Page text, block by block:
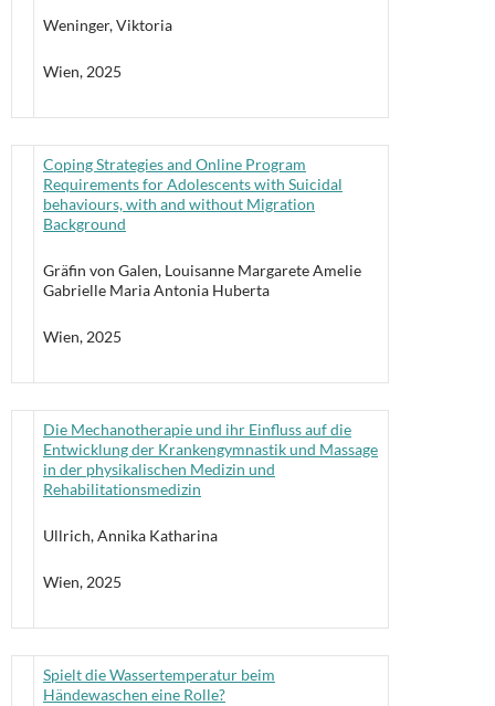
Weninger, Viktoria
Wien, 2025
Coping Strategies and Online Program
Requirements for Adolescents with Suicidal
behaviours, with and without Migration
Background
Gräfin von Galen, Louisanne Margarete Amelie
Gabrielle Maria Antonia Huberta
Wien, 2025
Die Mechanotherapie und ihr Einfluss auf die
Entwicklung der Krankengymnastik und Massage
in der physikalischen Medizin und
Rehabilitationsmedizin
Ullrich, Annika Katharina
Wien, 2025
Spielt die Wassertemperatur beim
Händewaschen eine Rolle?